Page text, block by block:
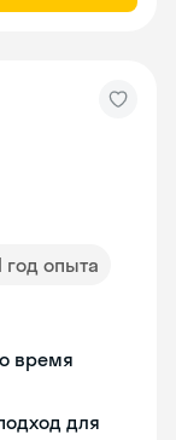
год опыта
время
для